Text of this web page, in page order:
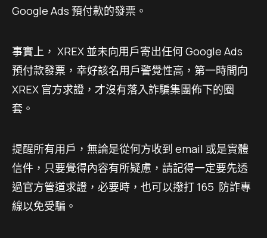
Google Ads 預付款的發票。
事實上， XREX 並未向用戶寄出任何 Google Ads
預付款發票，幸好該名用戶警覺性高，第一時間向
XREX 官方求證，才沒有落入詐騙集團佈下的圈
套。
提醒所有用戶，無論是從何方收到 email 或是實體
信件，只要覺得內容有所疑慮，請記得一定要先透
過官方管道求證，必要時，也可以撥打 165 防詐專
線以免受騙。